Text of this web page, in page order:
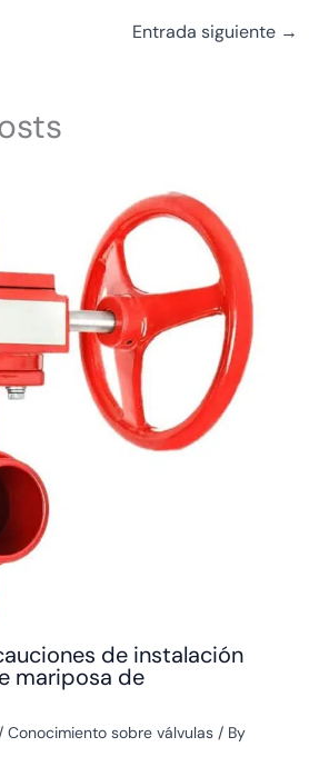
Entrada siguiente →
de instalación
mariposa de
/ Conocimiento sobre válvulas/ By